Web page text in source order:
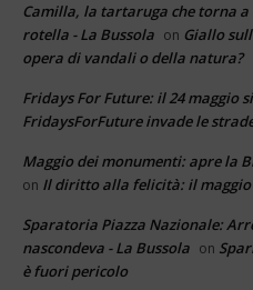
Camilla, la tartaruga che torna
rotella - La Bussola on Giallo
opera di vandali o della natura?
Fridays For Future: il 24 maggio
FridaysForFuture invade le
Maggio dei monumenti: apre la
on Il diritto alla felicità: il maggio
Sparatoria Piazza Nazionale:
nascondeva - La Bussola on
è fuori pericolo